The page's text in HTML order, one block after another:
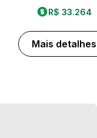
R$ 33.264
Mais detalhes